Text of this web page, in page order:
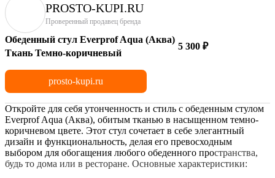
PROSTO-KUPI.RU
Проверенный продавец бренда
Обеденный стул Everprof Aqua (Аква)
Ткань Темно-коричневый
5 300 ₽
prosto-kupi.ru
Откройте для себя утонченность и стиль с обеденным стулом
Everprof Aqua (Аква), обитым тканью в насыщенном темно-
коричневом цвете. Этот стул сочетает в себе элегантный
дизайн и функциональность, делая его превосходным
выбором для обогащения любого обеденного пространства,
будь то дома или в ресторане. Основные характеристики: